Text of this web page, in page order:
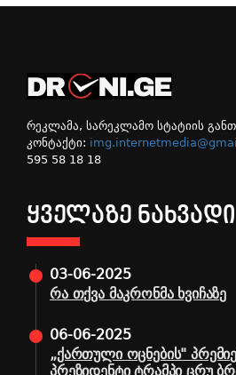
რეკლამა, სარეკლამო სტატიის
კონტაქტი:
595 58 18 18
ᲧᲕᲔᲚᲐᲖᲔ
03-06-2025
რა თქვა მაკრონმა ხვიჩაზე
06-06-2025
„ქართული ოცნების"
პრეზიდენტი ტრამპი ცრუ